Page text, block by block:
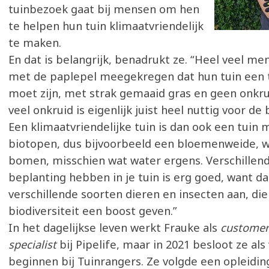
tuinbezoek gaat bij mensen om hen
te helpen hun tuin klimaatvriendelijk
te maken.
En dat is belangrijk, benadrukt ze. “Heel veel
met de paplepel meegekregen dat hun tuin een
moet zijn, met strak gemaaid gras en geen
veel onkruid is eigenlijk juist heel nuttig voor de
Een klimaatvriendelijke tuin is dan ook een tuin
biotopen, dus bijvoorbeeld een bloemenweide,
bomen, misschien wat water ergens.
beplanting hebben in je tuin is erg goed, want
verschillende soorten dieren en insecten aan,
biodiversiteit een boost geven.”
In het dagelijkse leven werkt Frauke als
specialist bij Pipelife, maar in 2021 besloot ze
beginnen bij Tuinrangers. Ze volgde een